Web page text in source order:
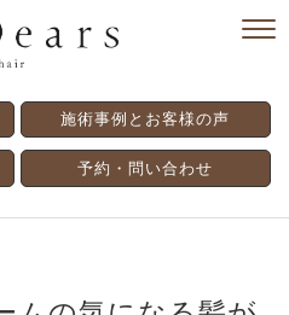
施術事例とお客様の声
予約・問い合わせ